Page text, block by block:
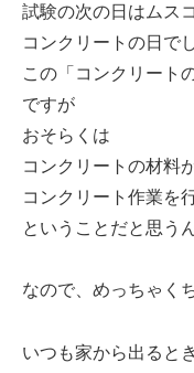
試験の次の日はムスコ
コンクリートの日で
この「コンクリート
ですが
おそらくは
コンクリートの材料
コンクリート作業を
ということだと思う
なので、めっちゃく
いつも家から出ると